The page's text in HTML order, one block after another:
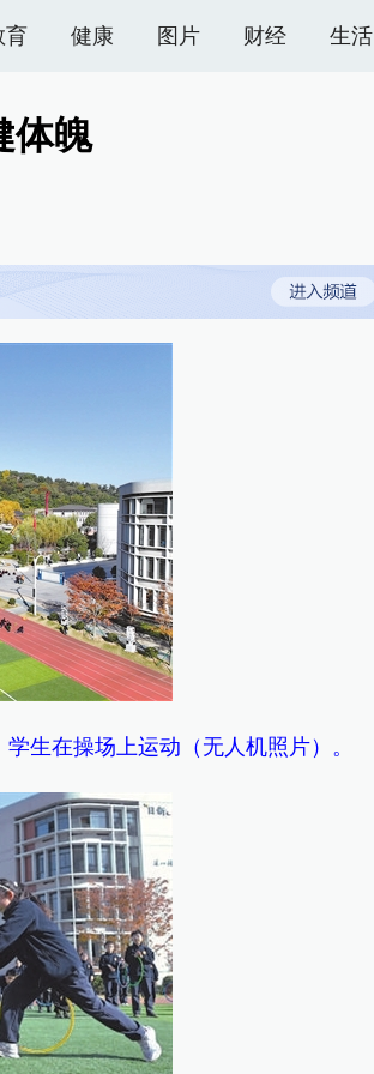
育 健康 图片 财经 生活
体魄
生在操场上运动（无人机照片）。